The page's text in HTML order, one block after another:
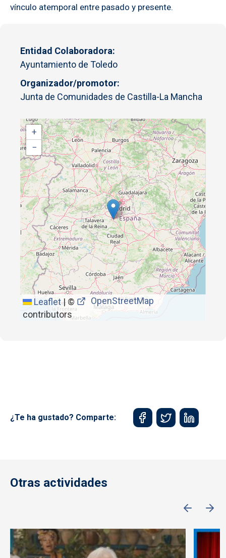
vínculo atemporal entre pasado y presente.
Entidad Colaboradora
Ayuntamiento de Toledo
Organizador/promotor
Junta de Comunidades de Castilla-La Mancha
+
−
Leaflet|©
OpenStreetMap
contributors
¿Te ha gustado? Comparte:
Otras actividades